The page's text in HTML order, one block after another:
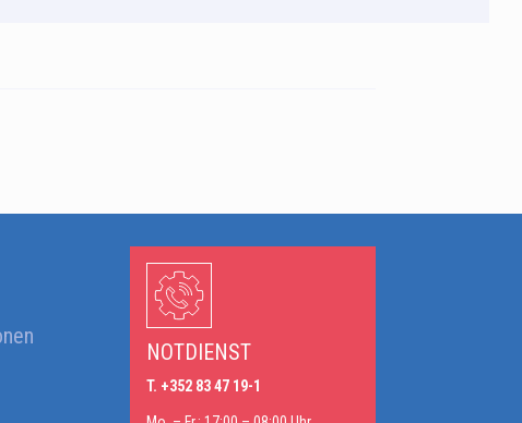
NOTDIENST
T. +352 83 47 19-1